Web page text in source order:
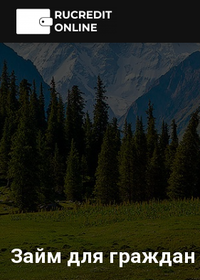
Займ для граждан